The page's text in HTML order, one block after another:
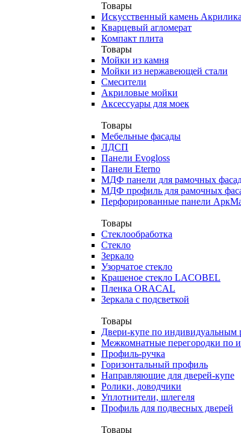
Товары
Искусственный камень Акрилика
Кварцевый агломерат
Компакт плита
Товары
Мойки из камня
Мойки из нержавеющей стали
Смесители
Акриловые мойки
Аксессуары для моек
Товары
Мебельные фасады
ЛДСП
Панели Evogloss
Панели Eterno
МДФ панели для рамочных
МДФ профиль для рамочных
Перфорированные панели
Товары
Стеклообработка
Стекло
Зеркало
Узорчатое стекло
Крашеное стекло LACOBEL
Пленка ORACAL
Зеркала с подсветкой
Товары
Двери-купе по индивидуальным
Межкомнатные перегородки по
Профиль-ручка
Горизонтальный профиль
Направляющие для дверей-купе
Ролики, доводчики
Уплотнители, шлегеля
Профиль для подвесных дверей
Товары